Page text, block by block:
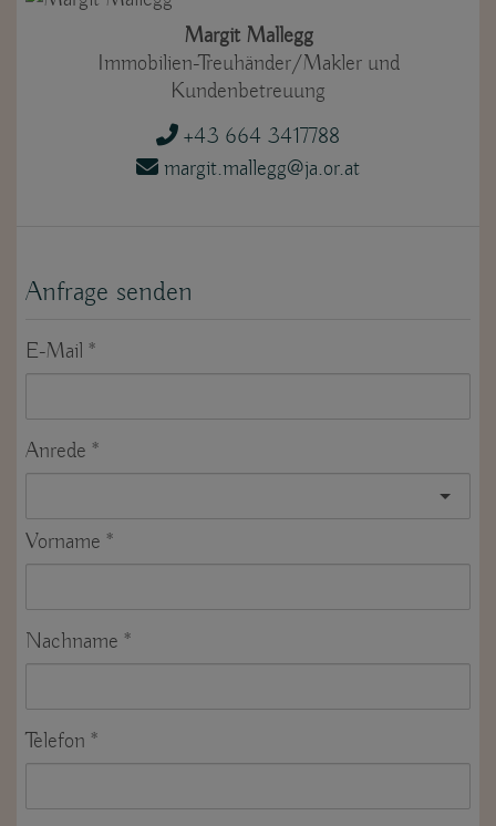
Margit Mallegg
Immobilien-Treuhänder/Makler und
Kundenbetreuung
+43 664 3417788
margit.mallegg@ja.or.at
Anfrage senden
E-Mail
Anrede
Vorname
Nachname
Telefon